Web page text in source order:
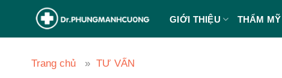
nội
GIỚI THIỆU THẨM
Trang chủ TƯ VẤN